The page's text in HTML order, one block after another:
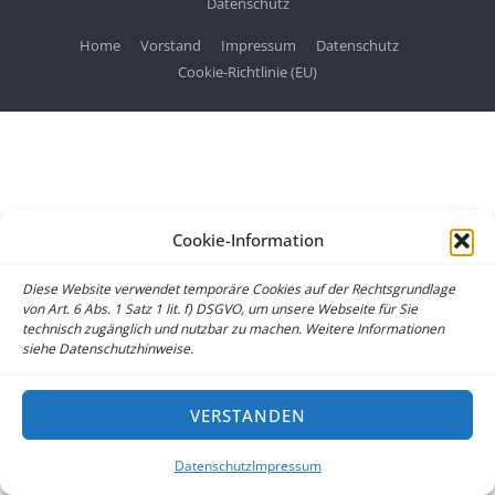
Cookie-Information
Diese Website verwendet temporäre Cookies auf der Rechtsgrundlage
von Art. 6 Abs. 1 Satz 1 lit. f) DSGVO, um unsere Webseite für Sie
technisch zugänglich und nutzbar zu machen. Weitere Informationen
siehe Datenschutzhinweise.
VERSTANDEN
DatenschutzImpressum
Home Vorstand Impressum
Datenschutz
Cookie-Richtlinie (EU)